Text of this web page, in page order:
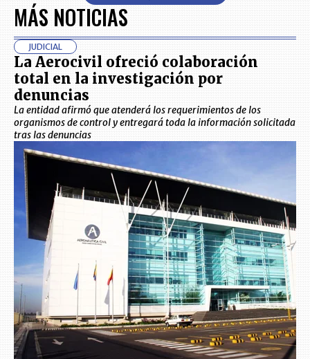
MÁS NOTICIAS
JUDICIAL
La Aerocivil ofreció colaboración
total en la investigación por
denuncias
La entidad afirmó que atenderá los requerimientos de los
organismos de control y entregará toda la información solicitada
tras las denuncias